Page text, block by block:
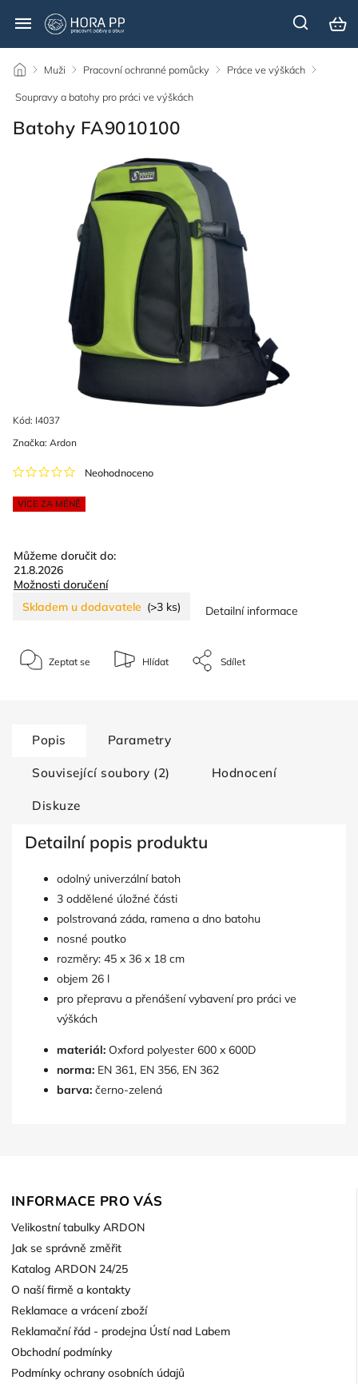
/ Muži / Pracovní ochranné pomůcky / Práce ve výškách /
Soupravy a batohy pro práci ve výškách
Batohy FA9010100
Kód: I4037
VÍCE ZA MÉNĚ
Neohodnoceno
Značka: Ardon
Můžeme doručit do:
21.8.2026
Možnosti doručení
Skladem u dodavatele (>3 ks) Detailní informace
Zeptat se Hlídat Sdílet
Popis Parametry
Související soubory (2) Hodnocení
Diskuze
Detailní popis produktu
odolný univerzální batoh
3 oddělené úložné části
polstrovaná záda, ramena a dno batohu
nosné poutko
rozměry: 45 x 36 x 18 cm
objem 26 l
pro přepravu a přenášení vybavení pro práci ve
výškách
materiál: Oxford polyester 600 x 600D
norma: EN 361, EN 356, EN 362
barva: černo-zelená
INFORMACE PRO VÁS
Velikostní tabulky ARDON
Jak se správně změřit
Katalog ARDON 24/25
O naší firmě a kontakty
Reklamace a vrácení zboží
Reklamační řád - prodejna Ústí nad Labem
Obchodní podmínky
Podmínky ochrany osobních údajů